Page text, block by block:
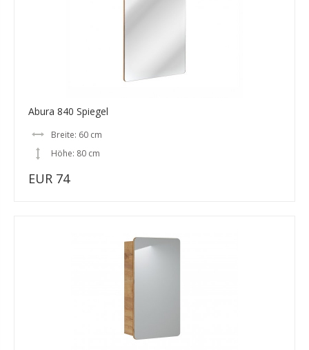
Abura 840 Spiegel
Breite: 60 cm
Höhe: 80 cm
EUR 74